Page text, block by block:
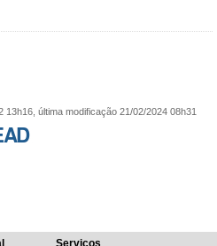
13h16,última modificação 21/02/2024 08h31
Serviços